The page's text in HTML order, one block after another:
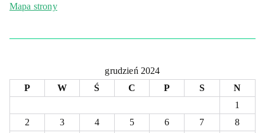
Mapa strony
grudzień 2024
P
W Ś C P S
N
1
2
3 4 5 6 7
8